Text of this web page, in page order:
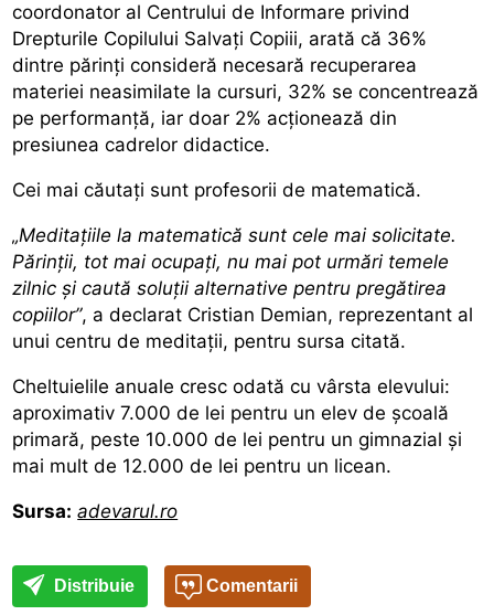
coordonator al Centrului de Informare privind
Drepturile Copilului Salvați Copiii, arată că 36%
dintre părinți consideră necesară recuperarea
materiei neasimilate la cursuri, 32% se concentrează
pe performanță, iar doar 2% acționează din
presiunea cadrelor didactice.
Cei mai căutați sunt profesorii de matematică.
„Meditațiile la matematică sunt cele mai solicitate.
Părinții, tot mai ocupați, nu mai pot urmări temele
zilnic și caută soluții alternative pentru pregătirea
copiilor”, a declarat Cristian Demian, reprezentant al
unui centru de meditații, pentru sursa citată.
Cheltuielile anuale cresc odată cu vârsta elevului:
aproximativ 7.000 de lei pentru un elev de școală
primară, peste 10.000 de lei pentru un gimnazial și
mai mult de 12.000 de lei pentru un licean.
Sursa: adevarul.ro
Distribuie Comentarii